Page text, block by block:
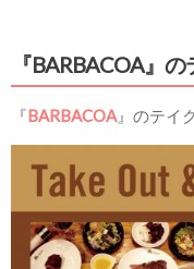
『BARBACOA』
『BARBACOA』のテイ